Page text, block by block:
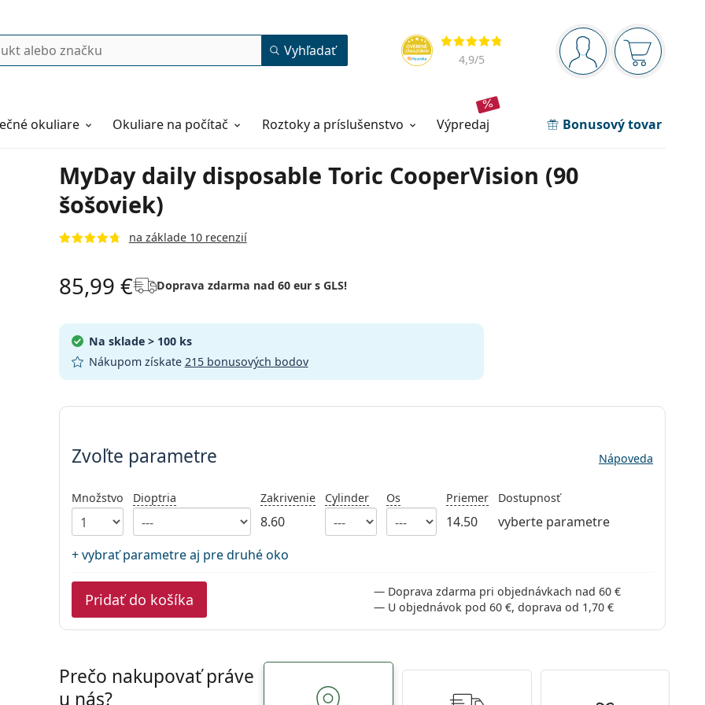
Navigačný panel
ste prihláseníNákupný
Hodnotenia
4,9/5
Vyhľadať
okuliare Okuliare na počítač Roztoky a príslušenstvo výpredaj Bonusový tovar
MyDay daily disposable Toric CooperVision (90
šošoviek)
na základe 10 recenzií
85,99 € Doprava zdarma nad 60 eur s GLS!
Na sklade > 100 ks
Nákupom získate 215 bonusových bodov
Zvoľte parametre
Zvoľte parametre Nápoveda
Množstvo Dioptria Zakrivenie
8.60
Cylinder Os Priemer
14.50
Dostupnosť
vyberte parametre
+ vybrať parametre aj pre druhé oko
Pridať do košíka
Doprava zdarma pri objednávkach nad 60 €
U objednávok pod 60 €, doprava od 1,70 €
Prečo nakupovať práve
u nás?